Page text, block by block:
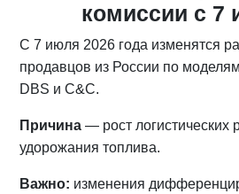
комиссии с 7
С 7 июля 2026 года изменятся
продавцов из России по
DBS и C&C.
Причина — рост логистических
удорожания топлива.
Важно: изменения